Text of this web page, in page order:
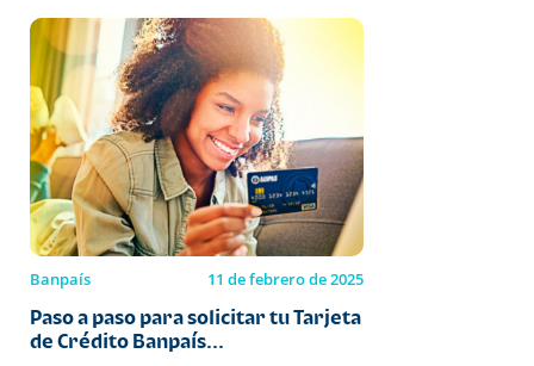
Banpaís 11 de febrero de 2025
Paso a paso para solicitar tu Tarjeta
de Crédito Banpaís...